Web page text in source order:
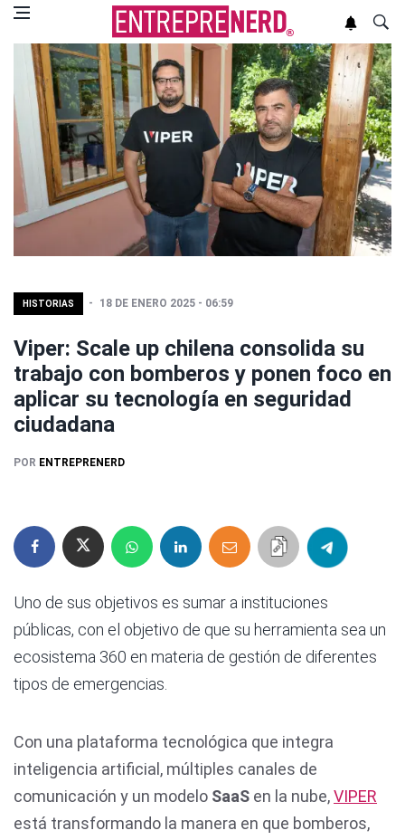
HISTORIAS 18 DE ENERO 2025 - 06:59
Viper: Scale up chilena consolida su
trabajo con bomberos y ponen foco en
aplicar su tecnología en seguridad
ciudadana
POR ENTREPRENERD
Uno de sus objetivos es sumar a instituciones
públicas, con el objetivo de que su herramienta sea un
ecosistema 360 en materia de gestión de diferentes
tipos de emergencias.
Con una plataforma tecnológica que integra
inteligencia artificial, múltiples canales de
comunicación y un modelo SaaS en la nube,VIPER
está transformando la manera en que bomberos,